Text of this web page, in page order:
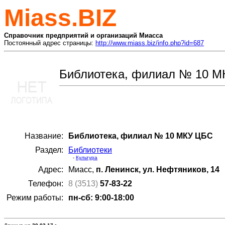
Miass.BIZ
Справочник предприятий и организаций Миасса
Постоянный адрес страницы: http://www.miass.biz/info.php?id=687
Библиотека, филиал № 10
Название:
Библиотека, филиал № 10 МКУ ЦБС
Раздел:
Библиотеки
- Культура
Адрес: Миасс, п. Ленинск, ул. Нефтяников, 14
Телефон:
8 (3513) 57-83-22
Режим работы:
пн-сб: 9:00-18:00